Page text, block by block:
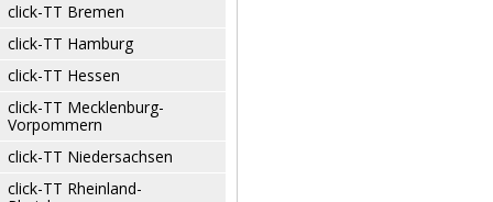
click-TT Bremen
click-TT Hamburg
click-TT Hessen
click-TT Mecklenburg-
Vorpommern
click-TT Niedersachsen
click-TT Rheinland-